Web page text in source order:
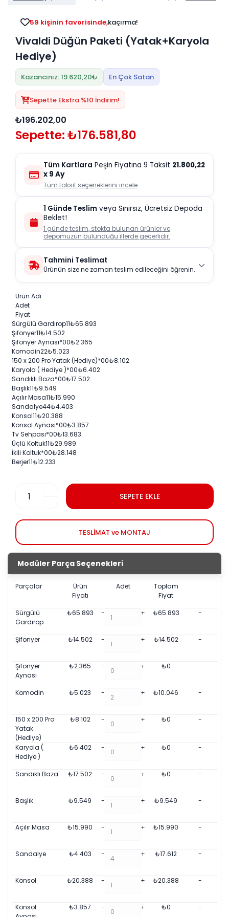
59 kişinin favorisinde,kaçırma!
Vivaldi Düğün Paketi (Yatak+Karyola
Hediye)
Kazancınız: 19.620,20₺ En Çok Satan
Sepette Ekstra %10 İndirim!
₺196.202,00
Sepette: ₺176.581,80
Tüm Kartlara Peşin Fiyatına 9 Taksit 21.800,22
x 9 Ay
Tüm taksit seçeneklerini incele
1 Günde Teslim veya Sınırsız, Ücretsiz Depoda
Beklet!
1 günde teslim, stokta bulunan ürünler ve
depomuzun bulunduğu illerde geçerlidir.
Tahmini Teslimat
Ürünün size ne zaman teslim edileceğini öğrenin.
Ürün Adı
Adet
Fiyat
Sürgülü Gardırop11₺65.893
Şifonyer11₺14.502
Şifonyer Aynası*00₺2.365
Komodin22₺5.023
150 x 200 Pro Yatak (Hediye)*00₺8.102
Karyola ( Hediye )*00₺6.402
Sandıklı Baza*00₺17.502
Başlık11₺9.549
Açılır Masa11₺15.990
Sandalye44₺4.403
Konsol11₺20.388
Konsol Aynası*00₺3.857
Tv Sehpası*00₺13.683
Üçlü Koltuk11₺29.989
İkili Koltuk*00₺28.148
Berjer11₺12.233
SEPETE EKLE
TESLİMAT ve MONTAJ
Modüler Parça Seçenekleri
Parçalar
Ürün
Fiyatı
Adet
Toplam
Fiyat
Sürgülü
Gardırop
₺65.893 - + ₺65.893 -
Şifonyer ₺14.502 - + ₺14.502 -
Şifonyer
Aynası
₺2.365 - + ₺0 -
Komodin ₺5.023 - + ₺10.046 -
150 x 200 Pro
Yatak
(Hediye)
₺8.102 - + ₺0 -
Karyola (
Hediye )
₺6.402 - + ₺0 -
Sandıklı Baza ₺17.502 - + ₺0 -
Başlık ₺9.549 - + ₺9.549 -
Açılır Masa ₺15.990 - + ₺15.990 -
Sandalye ₺4.403 - + ₺17.612 -
Konsol ₺20.388 - + ₺20.388 -
Konsol
₺3.857 - + ₺0 -
Üniteleri/Sehpaları
Orta Sehpa
Orta Puflar
Oturma Odası
Puf Modelleri
Baza
Çalışma Masası
Duvar Rafı
Kitaplık
Oyun ve Aktivite
Tablo